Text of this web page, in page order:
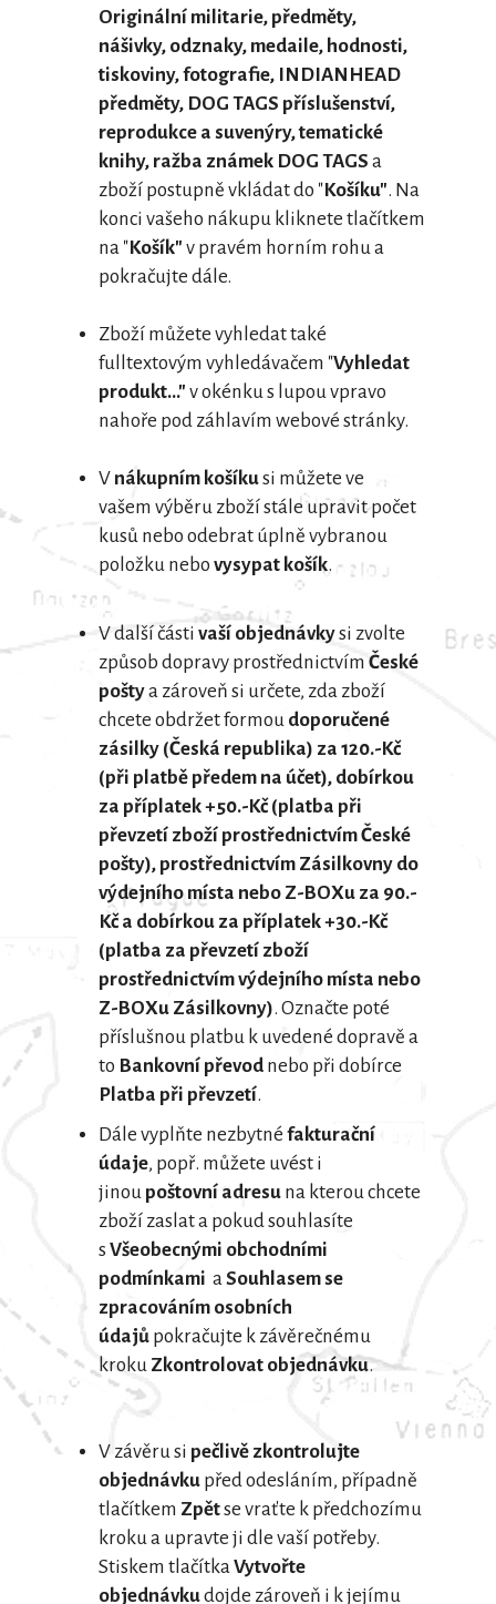
Originální militarie, předměty,
nášivky, odznaky, medaile, hodnosti,
tiskoviny, fotografie, INDIANHEAD
předměty, DOG TAGS příslušenství,
reprodukce a suvenýry, tematické
knihy, ražba známek DOG TAGS a
zboží postupně vkládat do "Košíku". Na
konci vašeho nákupu kliknete tlačítkem
na "Košík" v pravém horním rohu a
pokračujte dále.
Zboží můžete vyhledat také
fulltextovým vyhledávačem "Vyhledat
produkt..." v okénku s lupou vpravo
nahoře pod záhlavím webové stránky.
V nákupním košíkusi můžete ve
vašem výběru zboží stále upravit počet
kusů nebo odebrat úplně vybranou
položku nebo vysypat košík.
V další části vaší objednávkysi zvolte
způsob dopravy prostřednictvím České
poštya zároveň si určete, zda zboží
chcete obdržet formou doporučené
zásilky (Česká republika) za 120.-Kč
(při platbě předem na účet), dobírkou
za příplatek +50.-Kč (platba při
převzetí zboží prostřednictvím České
pošty), prostřednictvím Zásilkovny do
výdejního místa nebo Z-BOXu za 90.-
Kč a dobírkou za příplatek +30.-Kč
(platba za převzetí zboží
prostřednictvím výdejního místa nebo
Z-BOXu Zásilkovny). Označte poté
příslušnou platbu k uvedené dopravě a
to Bankovní převod nebo při dobírce
Platba při převzetí.
Dále vyplňte nezbytné fakturační
údaje, popř. můžete uvést i
jinou poštovní adresu na kterou chcete
zboží zaslat a pokud souhlasíte
s Všeobecnými obchodními
podmínkami a Souhlasem se
zpracováním osobních
údajů pokračujte k závěrečnému
kroku Zkontrolovat objednávku.
V závěru si pečlivě zkontrolujte
objednávku před odesláním, případně
tlačítkem Zpětse vraťte k předchozímu
kroku a upravte ji dle vaší potřeby.
Stiskem tlačítka Vytvořte
objednávkudojde zároveň i k jejímu